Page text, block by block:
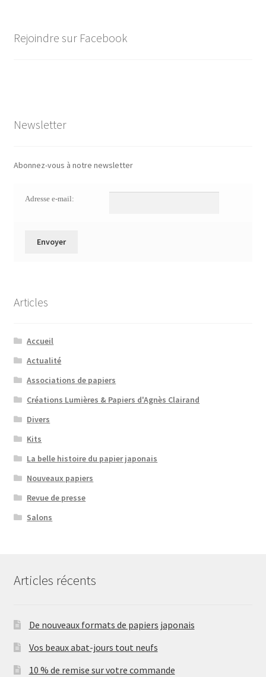
Rejoindre sur Facebook
Newsletter
Abonnez-vous à notre newsletter
Adresse e-mail:
Articles
Accueil
Actualité
Associations de papiers
Créations Lumières & Papiers d'Agnès Clairand
Divers
Kits
La belle histoire du papier japonais
Nouveaux papiers
Revue de presse
Salons
Articles récents
De nouveaux formats de papiers japonais
Vos beaux abat-jours tout neufs
10 % de remise sur votre commande